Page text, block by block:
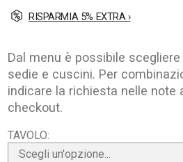
RISPARMIA 5% EXTRA ›
Dal menu è possibile
sedie e cuscini. Per
indicare la richiesta nelle note
checkout.
TAVOLO
Scegli un'opzione...